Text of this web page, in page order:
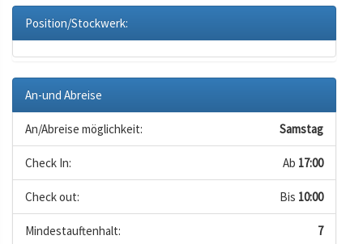
Position/Stockwerk:
An-und Abreise
An/Abreise möglichkeit: Samstag
Check In: Ab 17:00
Check out: Bis 10:00
Mindestauftenhalt: 7